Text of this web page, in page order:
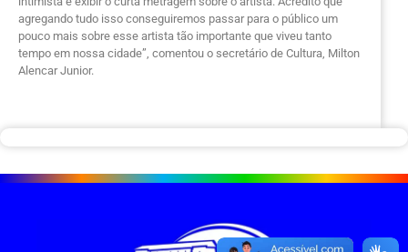
agregando tudo isso conseguiremos passar para o público um
pouco mais sobre esse artista tão importante que viveu tanto
tempo em nossa cidade”, comentou o secretário de Cultura, Milton
Alencar Junior.